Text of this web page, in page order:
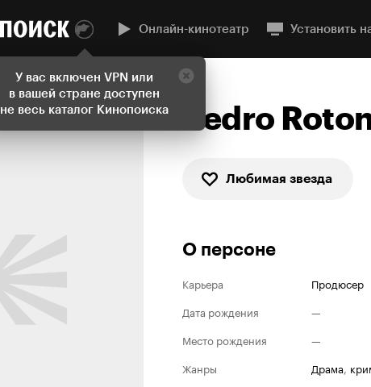
У вас включен VPN или
в вашей стране доступен
не весь каталог Кинопоиска
Онлайн-кинотеатр Установить
Pedro
Любимая звезда
О персоне
Карьера
Продюсер
Дата рождения
—
Место рождения
—
Жанры
драма,